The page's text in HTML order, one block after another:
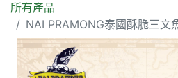
所有產品
NAI PRAMONG泰國酥脆三文